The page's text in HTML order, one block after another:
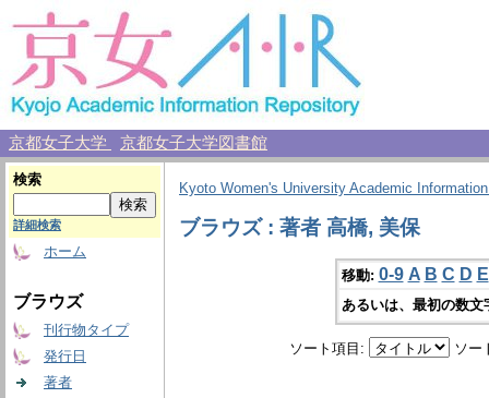
京都女子大学 京都女子大学図書館
検索
詳細検索
ホーム
ブラウズ
刊行物タイプ
発行日
著者
Kyoto Women's University Academic
ブラウズ : 著者 高橋, 美保
移動: 0-9 A B C D E
あるいは、最初の数
ソート項目: ソー